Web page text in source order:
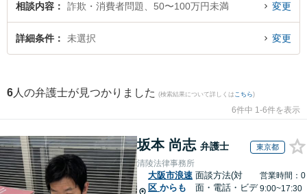
士に相談したい』『50〜100万円未満の詐欺被害のトラブル解決の実績豊富な
近くの弁護士を検索したい』『初回相談無料で50〜100万円未満の詐欺被害を
法律相談できる大阪市浪速区内の弁護士に相談予約したい』などでお困りの相
相談内容 詐欺・消費者問題、50〜100万円未満 変更
詳細条件 未選択 変更
6 人の弁護士が見つかりました (検索結果について詳しくは こちら)
6件中 1-6件を表示
坂本 尚志 弁護士 東京都
清陵法律事務所
大阪市浪速
区 からも
面談方法(対
面・電話・ビデ
営業時間：0
9:00~17:30